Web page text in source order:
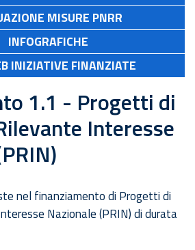
MISURE PNRR
INFOGRAFICHE
INIZIATIVE FINANZIATE
1.1 - Progetti di
Interesse
nel finanziamento di Progetti di
Nazionale (PRIN) di durata